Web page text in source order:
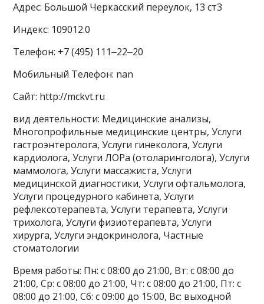
Адрес: Большой Черкасский переулок, 13 ст3
Индекс: 109012.0
Телефон: +7 (495) 111‒22‒20
Мобильный Телефон: nan
Сайт: http://mckvt.ru
вид деятельности: Медицинские анализы,
Многопрофильные медицинские центры, Услуги
гастроэнтеролога, Услуги гинеколога, Услуги
кардиолога, Услуги ЛОРа (отоларинголога), Услуги
маммолога, Услуги массажиста, Услуги
медицинской диагностики, Услуги офтальмолога,
Услуги процедурного кабинета, Услуги
рефлексотерапевта, Услуги терапевта, Услуги
трихолога, Услуги физиотерапевта, Услуги
хирурга, Услуги эндокринолога, Частные
стоматологии
Время работы: Пн: с 08:00 до 21:00, Вт: с 08:00 до
21:00, Ср: с 08:00 до 21:00, Чт: с 08:00 до 21:00, Пт: с
08:00 до 21:00, Сб: с 09:00 до 15:00, Вс: выходной